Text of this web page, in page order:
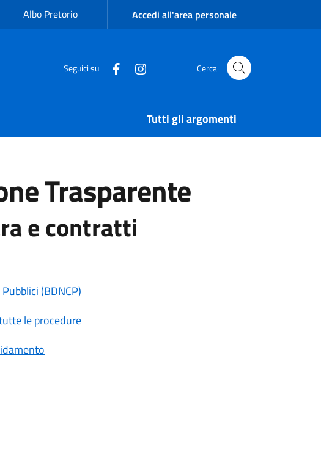
Albo Pretorio Accedi all'area personale
Seguici su Cerca
Tutti gli argomenti
Trasparente
e contratti
(BDNCP)
le procedure